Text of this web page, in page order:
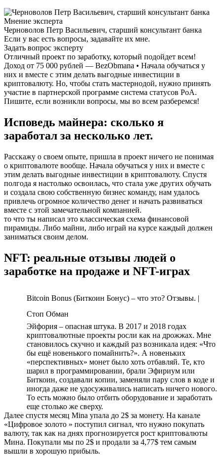
Мнение эксперта
Черноволов Петр Васильевич, старший консультант банка
Если у вас есть вопросы, задавайте их мне.
Задать вопрос эксперту
Отличный проект по заработку, который подойдет всем!
Доход от 75 000 рублей — BezObmana • Начала обучаться у
них и вместе с этим делать выгодные инвестиции в
криптовалюту. Но, чтобы стать мастернодой, нужно принять
участие в партнерской программе система статусов PoA.
Пишите, если возникли вопросы, мы во всем разберемся!
Исповедь майнера: сколько я
заработал за несколько лет.
Расскажу о своем опыте, пришла в проект ничего не понимая
о криптовалюте вообще. Начала обучаться у них и вместе с
этим делать выгодные инвестиции в криптовалюту. Спустя
полгода я настолько освоилась, что стала уже других обучать
и создала свою собственную бизнес команду, нам удалось
привлечь огромное количество денег и начать развиваться
вместе с этой замечательной компанией.
то что ты написал это классическая схема финансовой
пирамиды. Либо майни, либо играй на курсе каждый должен
заниматься своим делом.
NFT: реальные отзывы людей о
заработке на продаже и NFT-играх
Bitcoin Bonus (Биткоин Бонус) – что это? Отзывы. |
Стоп Обман
Эйфория – опасная штука. В 2017 и 2018 годах
криптовалютные проекты росли как на дрожжах. Мне
становилось скучно и каждый раз возникала идея: «Что
бы ещё новенького помайнить?». А новеньких
«перспективных» монет было хоть отбавляй. Те, кто
шарил в программировании, брали Эфириум или
Биткоин, создавали копии, заменяли пару слов в коде и
иногда даже не удосуживались написать ничего нового.
То есть можно было отбить оборудование и заработать
еще столько же сверху.
Далее спустя месяц Mina упала до 2$ за монету. На канале
«Цифровое золото » поступил сигнал, что нужно покупать
валюту, так как на днях прогнозируется рост криптовалюты
Мина. Покупали мы по 2$ и продали за 4,77$ тем самым
вышли в хорошую прибыль.